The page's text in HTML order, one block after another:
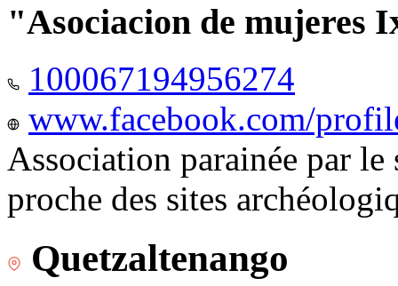
"Asociacion de mujeres
100067194956274
www.facebook.com/
Association parainée par
proche des sites
Quetzaltenango